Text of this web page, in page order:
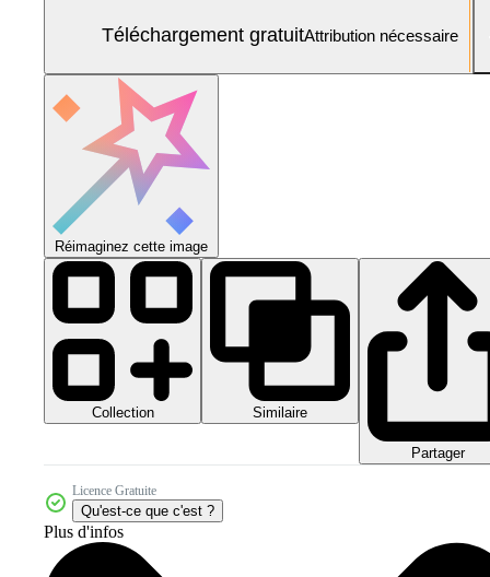
Téléchargement gratuitAttribution nécessaire
Réimaginez cette image
Collection Similaire
Partager
Licence Gratuite
Qu'est-ce que c'est ?
Plus d'infos